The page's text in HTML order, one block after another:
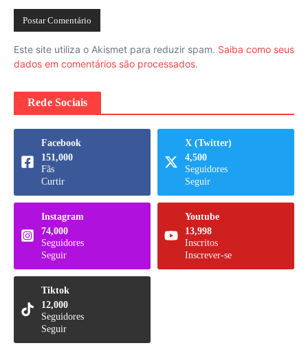
Este site utiliza o Akismet para reduzir spam. Saiba como seus
dados em comentários são processados.
Rede Sociais
Facebook
151,000
Fãs
Curtir
X (Twitter)
4,500
Seguidores
Seguir
Instagram
74,000
Seguidores
Seguir
Youtube
13,998
Inscritos
Inscrever-se
Tiktok
12,000
Seguidores
Seguir